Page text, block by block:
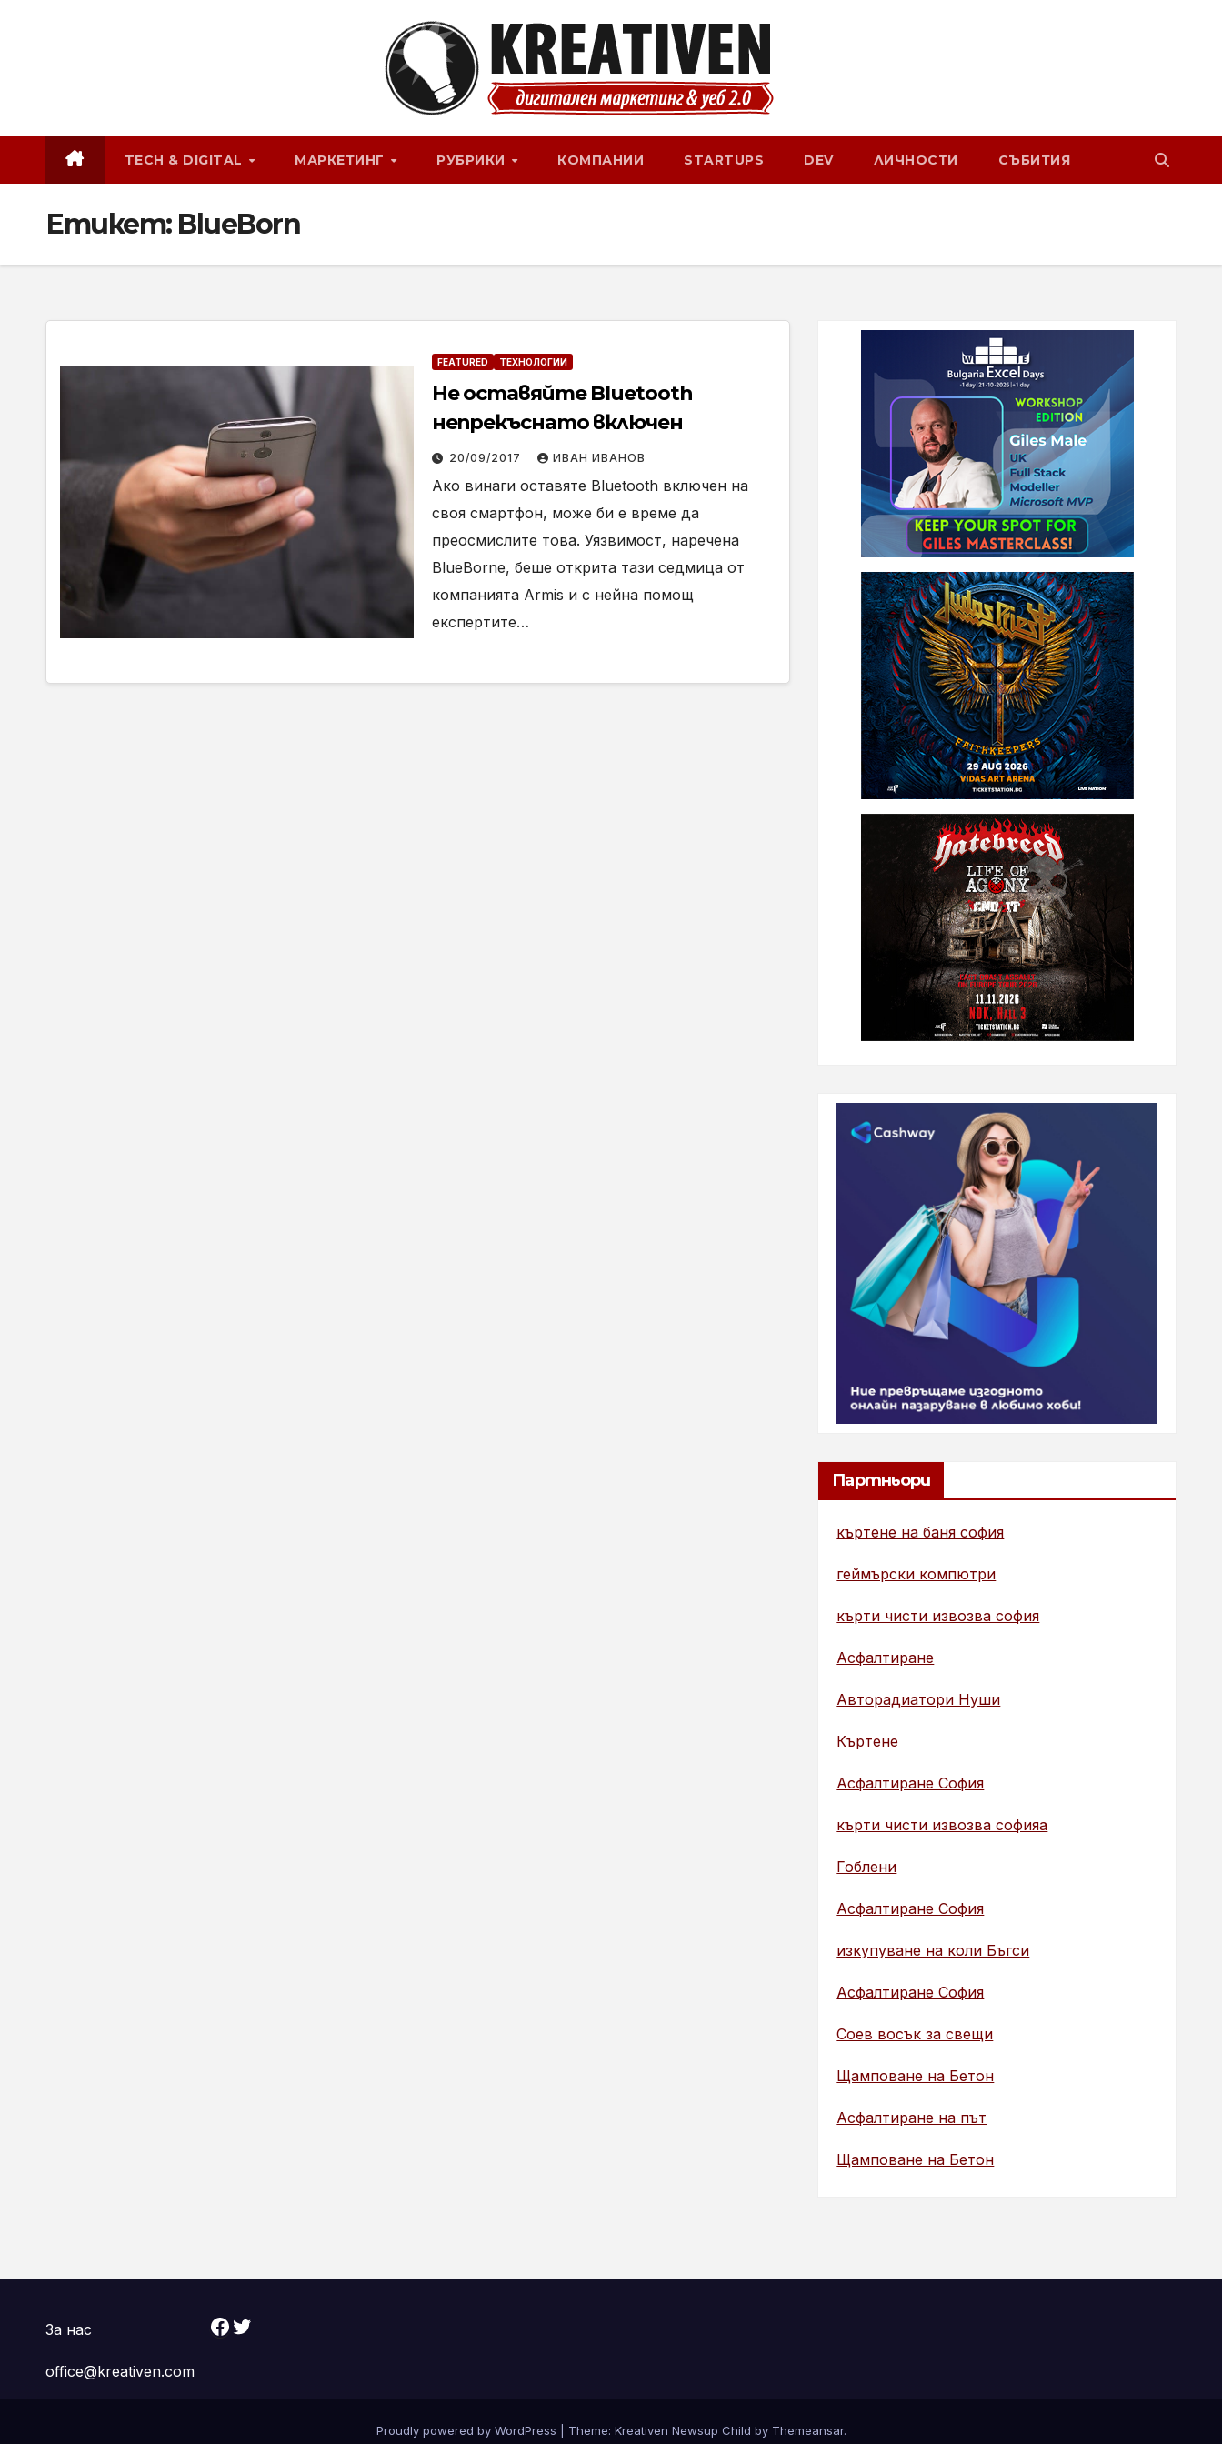
TECH & DIGITAL МАРКЕТИНГ РУБРИКИ КОМПАНИИ STARTUPS DEV ЛИЧНОСТИ СЪБИТИЯ
Етикет: BlueBorn
FEATURED ТЕХНОЛОГИИ
Не оставяйте Bluetooth
непрекъснато включен
20/09/2017 ИВАН ИВАНОВ
Ако винаги оставяте Bluetooth включен на
своя смартфон, може би е време да
преосмислите това. Уязвимост, наречена
BlueBorne, беше открита тази седмица от
компанията Armis и с нейна помощ
експертите…
Партньори
къртене на баня софия
геймърски компютри
кърти чисти извозва софия
Асфалтиране
Авторадиатори Нуши
Къртене
Асфалтиране София
кърти чисти извозва софияа
Гоблени
Асфалтиране София
изкупуване на коли Бъгси
Асфалтиране София
Соев восък за свещи
Щамповане на Бетон
Асфалтиране на път
Щамповане на Бетон
За нас
office@kreativen.com
Facebook Twitter
Proudly powered by WordPress Theme: Kreativen Newsup Child by Themeansar.